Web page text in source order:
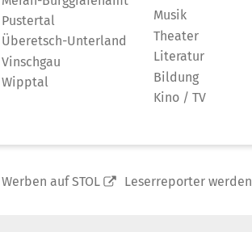
Pustertal
Überetsch-Unterland
Vinschgau
Wipptal
Musik
Theater
Literatur
Bildung
Kino / TV
Werben auf STOL Leserreporter werden